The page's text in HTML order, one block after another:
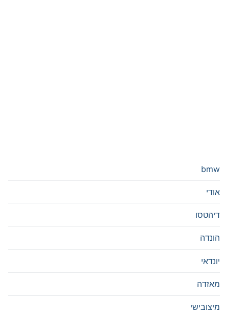
bmw
אודי
דיהטסו
הונדה
יונדאי
מאזדה
מיצובישי